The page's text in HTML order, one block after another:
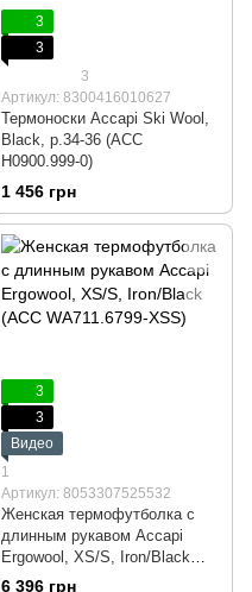
3
3
3
Артикул: 8300416010627
Термоноски Accapi Ski Wool,
Black, р.34-36 (ACC
H0900.999-0)
1 456 грн
3
3
Видео
1
Артикул: 8053307525532
Женская термофутболка с
длинным рукавом Accapi
Ergowool, XS/S, Iron/Black
(ACC WА711.6799-XSS)
6 396 грн